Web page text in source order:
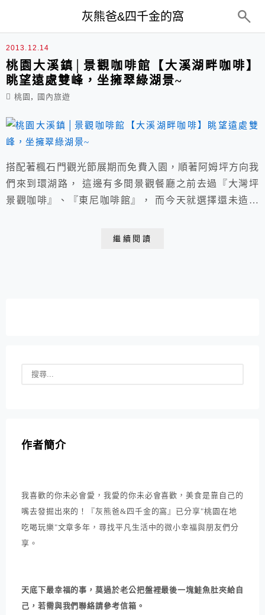
灰熊爸&四千金的窩
雙峰咖啡
2013.12.14
桃園大溪鎮│景觀咖啡館【大溪湖畔咖啡】
眺望遠處雙峰，坐擁翠綠湖景~
桃園 , 國內旅遊
搭配著楓石門觀光節展期而免費入園，順著阿姆坪方向我
們來到環湖路， 這邊有多間景觀餐廳之前去過『大灣坪
景觀咖啡』、『東尼咖啡館』， 而今天就選擇還未造訪
繼續閱讀
作者簡介
我喜歡的你未必會愛，我愛的你未必會喜歡，美食是靠自己的
嘴去發掘出來的！『灰熊爸&四千金的窩』已分享"桃園在地
吃喝玩樂"文章多年，尋找平凡生活中的微小幸福與朋友們分
享。
天底下最幸福的事，莫過於老公把盤裡最後一塊鮭魚肚夾給自
己，若需與我們聯絡請參考信箱。